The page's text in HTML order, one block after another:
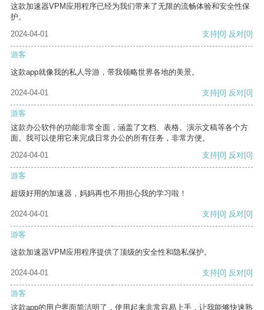
这款加速器VPM应用程序已经为我们带来了无限的流畅体验和安全性保
护。
2024-04-01
支持[0] 反对[0]
游客
这款app就像我的私人导游，带我领略世界各地的美景。
2024-04-01 支持[0] 反对[0]
游客
这款办公软件的功能非常全面，涵盖了文档、表格、演示文稿等各个方
面。我可以使用它来完成日常办公的所有任务，非常方便。
2024-04-01
支持[0] 反对[0]
游客
超级好用的加速器，妈妈再也不用担心我的学习啦！
2024-04-01 支持[0] 反对[0]
游客
这款加速器VPM应用程序提供了顶级的安全性和隐私保护。
2024-04-01 支持[0] 反对[0]
游客
这款app的用户界面简洁明了，使用起来非常容易上手，让我能够快速熟